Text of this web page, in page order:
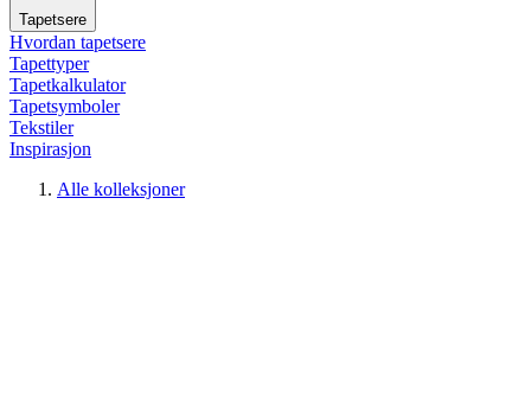
Tapetsere
Hvordan tapetsere
Tapettyper
Tapetkalkulator
Tapetsymboler
Tekstiler
Inspirasjon
Alle kolleksjoner